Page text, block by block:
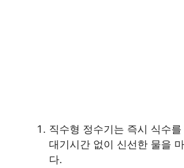
직수형 정수기는 즉시 식수
대기시간 없이 신선한 물을
다.